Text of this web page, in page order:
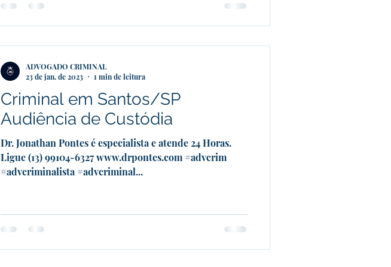
Criminal em Santos/SP
Audiência de Custódia
Dr. Jonathan Pontes é especialista e atende 24 Horas.
Ligue (13) 99104-6327 www.drpontes.com #advcrim
#advcriminalista #advcriminal...
ADVOGADO CRIMINAL
23 de jan. de 2023
1 min de leitura